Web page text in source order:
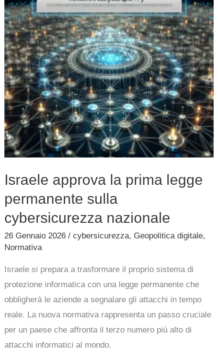
Israele approva la prima legge
permanente sulla
cybersicurezza nazionale
26 Gennaio 2026/cybersicurezza, Geopolitica digitale,
Normativa
Israele si prepara a trasformare il proprio sistema di
protezione informatica con una legge permanente che
obbligherà le aziende a segnalare gli attacchi in tempo
reale. La nuova normativa rappresenta un passo cruciale
per un paese che affronta il terzo numero più alto di
attacchi informatici al mondo.
legge
permanente
sulla
cybersicurezza
nazionale